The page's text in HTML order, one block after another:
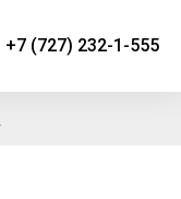
+7 (727) 232-1-555